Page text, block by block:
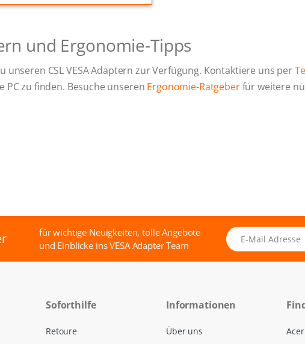
und Ergonomie-Tipps
unseren CSL VESA Adaptern zur Verfügung. Kontaktiere uns per
PC zu finden. Besuche unseren Ergonomie-Ratgeberfür weitere
für wichtige Neuigkeiten, tolle Angebote
und Einblicke ins VESA Adapter Team
E-Mail Adresse
Soforthilfe
Retoure
Informationen
Über uns
Acer